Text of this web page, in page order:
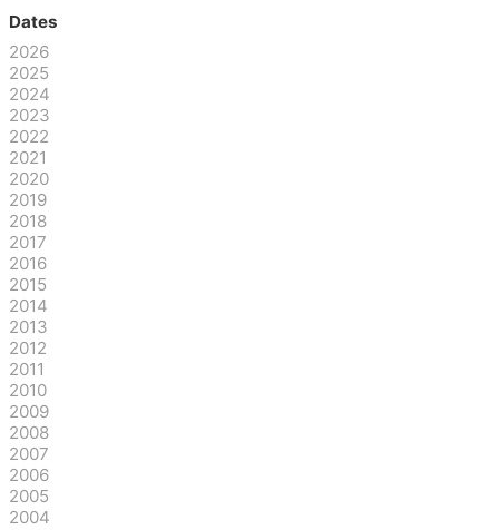
Dates
2026
2025
2024
2023
2022
2021
2020
2019
2018
2017
2016
2015
2014
2013
2012
2011
2010
2009
2008
2007
2006
2005
2004